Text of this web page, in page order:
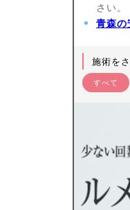
さい。
青森の
施術を
すべて